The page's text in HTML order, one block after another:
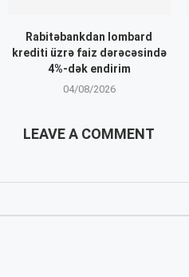
Rabitəbankdan lombard
krediti üzrə faiz dərəcəsində
4%-dək endirim
04/08/2026
LEAVE A COMMENT